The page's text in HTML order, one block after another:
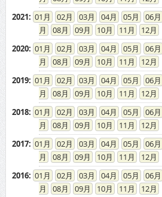
2021: 01 02 03 04 05 06
08
09 10 11
12
2020: 01 02 03 04 05 06
08
09 10 11
12
2019: 01 02 03 04 05 06
08
09 10 11
12
2018: 01 02 03 04 05 06
08
09 10 11
12
2017: 01 02 03 04 05 06
08
09 10 11
12
2016: 01 02 03 04 05 06
08
09 10 11
12